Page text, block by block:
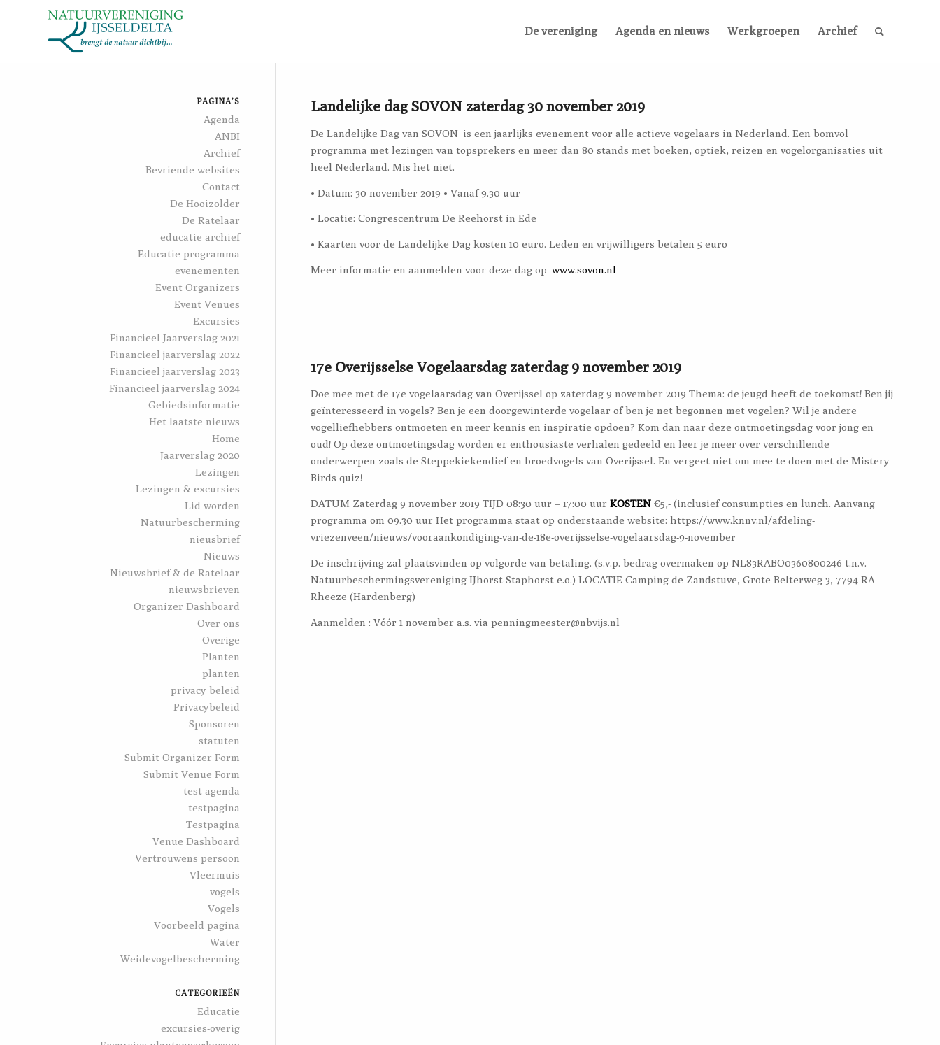
De vereniging Agenda en nieuws Werkgroepen Archief
Landelijke dag SOVON zaterdag 30 november 2019
De Landelijke Dag van SOVON is een jaarlijks evenement voor alle actieve vogelaars in Nederland. Een bomvol
programma met lezingen van topsprekers en meer dan 80 stands met boeken, optiek, reizen en vogelorganisaties uit
heel Nederland. Mis het niet.
• Datum: 30 november 2019 • Vanaf 9.30 uur
• Locatie: Congrescentrum De Reehorst in Ede
• Kaarten voor de Landelijke Dag kosten 10 euro. Leden en vrijwilligers betalen 5 euro
Meer informatie en aanmelden voor deze dag op www.sovon.nl
17e Overijsselse Vogelaarsdag zaterdag 9 november 2019
Doe mee met de 17e vogelaarsdag van Overijssel op zaterdag 9 november 2019 Thema: de jeugd heeft de toekomst! Ben jij
geïnteresseerd in vogels? Ben je een doorgewinterde vogelaar of ben je net begonnen met vogelen? Wil je andere
vogelliefhebbers ontmoeten en meer kennis en inspiratie opdoen? Kom dan naar deze ontmoetingsdag voor jong en
oud! Op deze ontmoetingsdag worden er enthousiaste verhalen gedeeld en leer je meer over verschillende
onderwerpen zoals de Steppekiekendief en broedvogels van Overijssel. En vergeet niet om mee te doen met de Mistery
Birds quiz!
DATUM Zaterdag 9 november 2019 TIJD 08:30 uur – 17:00 uur KOSTEN €5,- (inclusief consumpties en lunch. Aanvang
programma om 09.30 uur Het programma staat op onderstaande website: https://www.knnv.nl/afdeling-
vriezenveen/nieuws/vooraankondiging-van-de-18e-overijsselse-vogelaarsdag-9-november
De inschrijving zal plaatsvinden op volgorde van betaling. (s.v.p. bedrag overmaken op NL83RABO0360800246 t.n.v.
Natuurbeschermingsvereniging IJhorst-Staphorst e.o.) LOCATIE Camping de Zandstuve, Grote Belterweg 3, 7794 RA
Rheeze (Hardenberg)
Aanmelden : Vóór 1 november a.s. via penningmeester@nbvijs.nl
PAGINA’S
Agenda
ANBI
Archief
Bevriende websites
Contact
De Hooizolder
De Ratelaar
educatie archief
Educatie programma
evenementen
Event Organizers
Event Venues
Excursies
Financieel Jaarverslag 2021
Financieel jaarverslag 2022
Financieel jaarverslag 2023
Financieel jaarverslag 2024
Gebiedsinformatie
Het laatste nieuws
Home
Jaarverslag 2020
Lezingen
Lezingen & excursies
Lid worden
Natuurbescherming
nieusbrief
Nieuws
Nieuwsbrief & de Ratelaar
nieuwsbrieven
Organizer Dashboard
Over ons
Overige
Planten
planten
privacy beleid
Privacybeleid
Sponsoren
statuten
Submit Organizer Form
Submit Venue Form
test agenda
testpagina
Testpagina
Venue Dashboard
Vertrouwens persoon
Vleermuis
vogels
Vogels
Voorbeeld pagina
Water
Weidevogelbescherming
CATEGORIEËN
Educatie
excursies-overig